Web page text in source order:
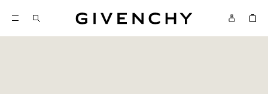
ジバンシィ